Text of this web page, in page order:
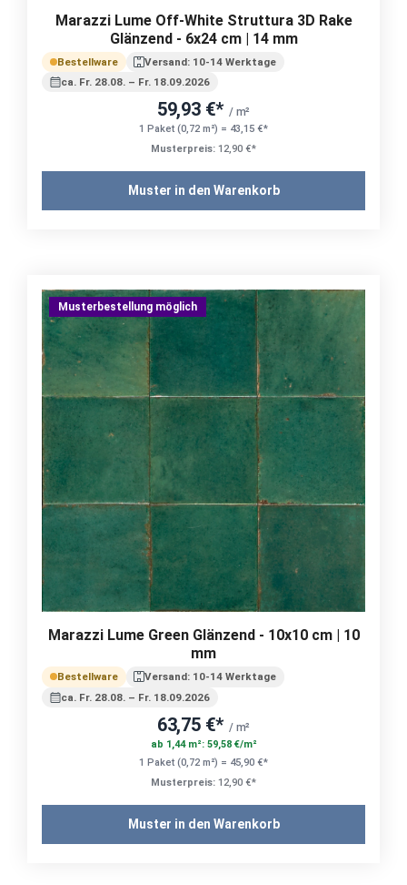
Marazzi Lume Off-White Struttura 3D Rake
Glänzend - 6x24 cm | 14 mm
Bestellware
Versand: 10-14 Werktage
ca. Fr. 28.08. – Fr. 18.09.2026
59,93 €* / m²
1 Paket (0,72 m²) = 43,15 €*
Musterpreis: 12,90 €*
Muster in den Warenkorb
Musterbestellung möglich
Marazzi Lume Green Glänzend - 10x10 cm | 10
mm
Bestellware
Versand: 10-14 Werktage
ca. Fr. 28.08. – Fr. 18.09.2026
63,75 €* / m²
ab 1,44 m²: 59,58 €/m²
1 Paket (0,72 m²) = 45,90 €*
Musterpreis: 12,90 €*
Muster in den Warenkorb